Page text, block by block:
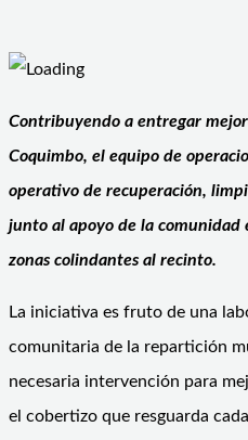
Contribuyendo a entregar
Coquimbo, el equipo de
operativo de recuperación,
junto al apoyo de la comunidad
zonas colindantes al recinto.
La iniciativa es fruto de una
comunitaria de la repartición
necesaria intervención para
el cobertizo que resguarda